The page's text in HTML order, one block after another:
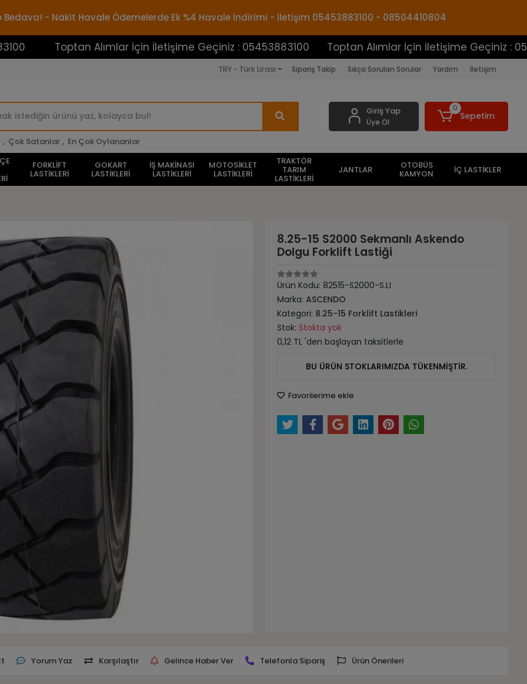
Bedava! - Nakit Havale Ödemelerde Ek %4 Havale İndirimi - İletişim 05453883100 - 08504410804
Toptan Alımlar İçin İletişime Geçiniz : 05453883100 Toptan Alımlar İçin İletişime Geçiniz :
TRY - Türk Lirası Sipariş Takip Sıkça Sorulan Sorular Yardım İletişim
, Çok Satanlar , En Çok Oylananlar
Giriş Yap
Üye Ol
0
Sepetim
FORKLİFT
LASTİKLERİ
GOKART
LASTİKLERİ
İŞ MAKİNASI
LASTİKLERİ
MOTOSİKLET
LASTİKLERİ
TRAKTÖR
TARIM
LASTİKLERİ
JANTLAR OTOBÜS
KAMYON İÇ LASTİKLER
8.25-15 S2000 Sekmanlı Askendo
Dolgu Forklift Lastiği
Ürün Kodu: 82515-S2000-S.LI
Marka:ASCENDO
Kategori: 8.25-15 Forklift Lastikleri
Stok: Stokta yok
0,12 TL 'den başlayan taksitlerle
BU ÜRÜN STOKLARIMIZDA TÜKENMİŞTİR.
Favorilerime ekle
Yorum Yaz Karşılaştır Gelince Haber Ver Telefonla Sipariş Ürün Önerileri